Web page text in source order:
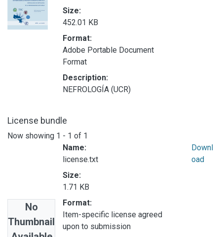
Size:
452.01 KB
Format:
Adobe Portable Document
Format
Description:
NEFROLOGÍA (UCR)
License bundle
Now showing 1 - 1 of 1
No
Thumbnail
Name:
license.txt
Size:
1.71 KB
Format:
Item-specific license agreed
upon to submission
Downl
oad